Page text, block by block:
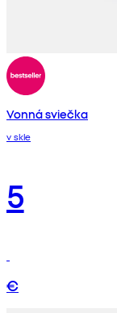
Vonná sviečka
v skle
5
€